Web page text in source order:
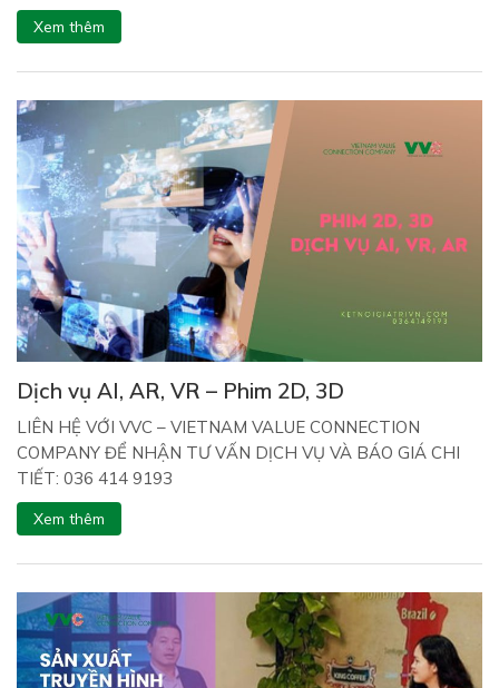
Xem thêm
Dịch vụ AI, AR, VR – Phim 2D, 3D
LIÊN HỆ VỚI VVC – VIETNAM VALUE CONNECTION
COMPANY ĐỂ NHẬN TƯ VẤN DỊCH VỤ VÀ BÁO GIÁ CHI
TIẾT: 036 414 9193
Xem thêm